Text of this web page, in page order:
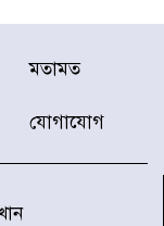
পাসপোর্ট
চক্রের ১৩ জন
মতামত
যোগাযোগ